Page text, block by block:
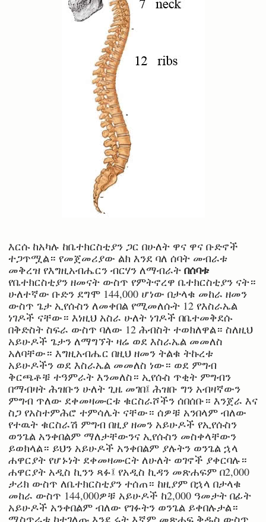
እርሱ ከአካሉ ከቤተክርስቲያን ጋር በሁለት ዋና ዋና ቡድኖች
ተጋጥሟል። የመጀመሪያው ልክ እንደ ባለ ሰባት መብራቱ
መቅረዝ የእግዚአብሔርን ብርሃን ለማብራት በሰባቱ
የቤተክርስቲያን ዘመናት ውስጥ የምትኖረዋ ቤተክርስቲያን ናት።
ሁለተኛው ቡድን ደግሞ 144,000 ሆነው በታላቁ መከራ ዘመን
ውስጥ ጌታ ኢየሱስን ለመቀበል የሚመለሱት 12 የእስራኤል
ነገዶች ናቸው። እነዚህ አስራ ሁለት ነገዶች በቤተመቅደሱ
በቅድስት ስፍራ ውስጥ ባለው 12 ሕብስት ተወክለዋል። ስለዚህ
አይሁዶች ጌታን ለማግኘት ዛሬ ወደ እስራኤል መመለስ
አለባቸው። እግዚአብሔር በዚህ ዘመን ትልቁ ትኩረቱ
አይሁዶችን ወደ እስራኤል መመለስ ነው። ወደ ምግብ
ቅርጫቶቹ ተዓምራት እንመለስ። ኢየሱስ ጥቂት ምግብን
በማብዛት ሕዝቡን ሁለት ጊዜ መገበ፤ ሕዝቡ ግን አብዛኛውን
ምግብ ጥለው ደቀመዛሙርቱ ቁርስራሾችን ሰበሰቡ። እንጀራ እና
ስጋ የአስተምሕሮ ተምሳሌት ናቸው። ሰዎቹ አንበላም ብለው
የተዉት ቁርስራሽ ምግብ በዚያ ዘመን አይሁዶች የኢየሱስን
ወንጌል አንቀበልም ማለታቸውንና ኢየሱስን መስቀላቸውን
ይወክላል። ይህን አይሁዶች አንቀበልም ያሉትን ወንጌል ኋላ
ሐዋርያት የሆኑነት ደቀመዛሙርት ለሁለት ወገኖች ያቀርባሉ።
ሐዋርያት አዲስ ኪንን ጻፉ፤ የአዲስ ኪዳን መጽሐፍም በ2,000
ታሪክ ውስጥ ለቤተክርስቲያን ተሰጠ። ከዚያም በኋላ በታላቁ
መከራ ውስጥ 144,000ዎቹ አይሁዶች ከ2,000 ዓመታት በፊት
አይሁዶች አንቀበልም ብለው የገፉትን ወንጌል ይቀበሉታል።
ሚስጥራቱ ከተገለጡ እንደ ሩት እኛም መጽሐፍ ቅዱስ ውስጥ